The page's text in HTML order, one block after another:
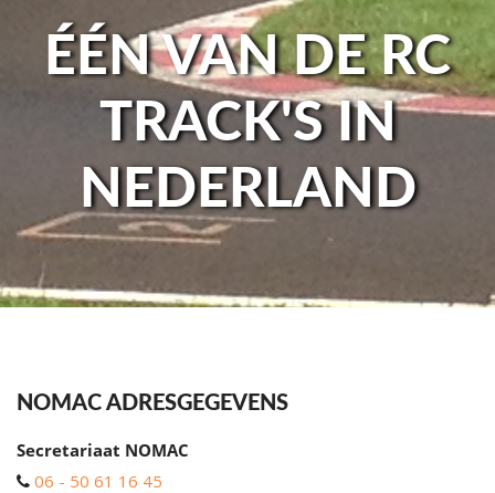
ÉÉN VAN DE RC
TRACK'S IN
NEDERLAND
NOMAC ADRESGEGEVENS
Secretariaat NOMAC
06 - 50 61 16 45